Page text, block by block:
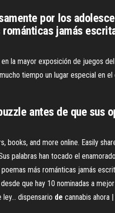
por los
jamás
la mayor exposición de juegos
tiempo un lugar especial en
antes de que sus
books, and more online. Easily
palabras han tocado el
más románticas jamás
que hay 10 nominadas a
ley… dispensario de cannabis ahora